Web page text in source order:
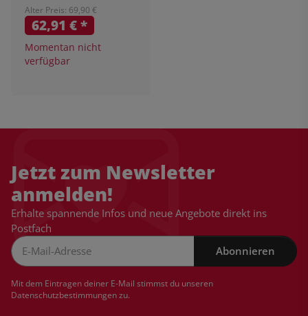
Alter Preis: 69,90 €
62,91 €*
Momentan nicht
verfügbar
Jetzt zum Newsletter
anmelden!
Erhalte spannende Infos und neue Angebote direkt ins
Postfach
Abonnieren
Mit dem Eintragen deiner E-Mail stimmst du unseren
Datenschutzbestimmungenzu.